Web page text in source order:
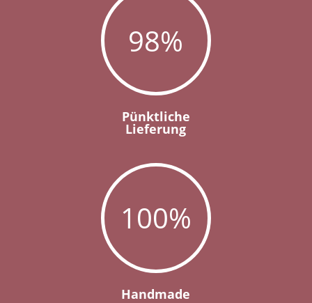
98%
Pünktliche
Lieferung
100%
Handmade